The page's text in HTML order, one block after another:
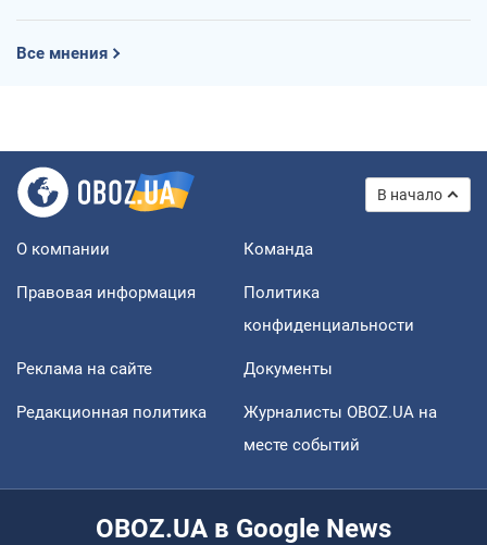
Все мнения
В начало
О компании Команда
Правовая информация
Политика
конфиденциальности
Реклама на сайте Документы
Редакционная политика
Журналисты OBOZ.UA на
месте событий
OBOZ.UA в Google News